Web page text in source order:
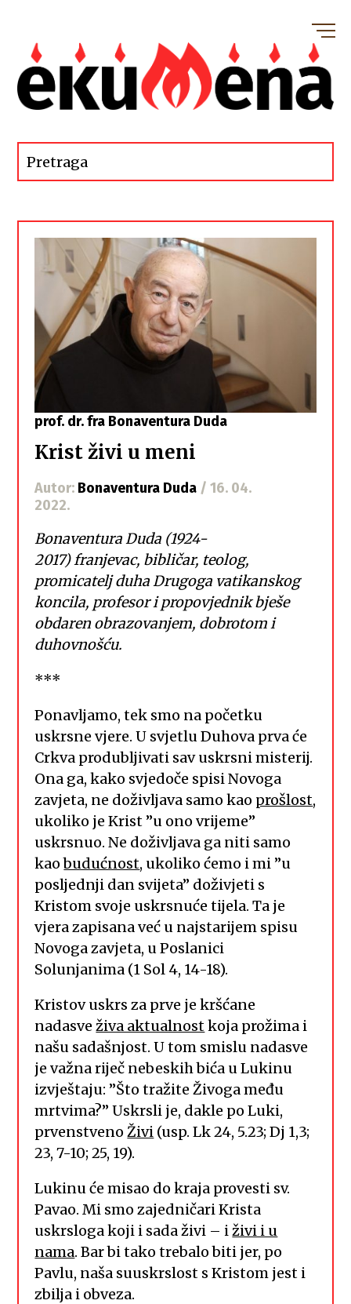
prof. dr. fra Bonaventura Duda
Krist živi u meni
Autor: Bonaventura Duda / 16. 04.
2022.
Bonaventura Duda (1924-
2017) franjevac, bibličar, teolog,
promicatelj duha Drugoga vatikanskog
koncila, profesor i propovjednik bješe
obdaren obrazovanjem, dobrotom i
duhovnošću.
***
Ponavljamo, tek smo na početku
uskrsne vjere. U svjetlu Duhova prva će
Crkva produbljivati sav uskrsni misterij.
Ona ga, kako svjedoče spisi Novoga
zavjeta, ne doživljava samo kao prošlost,
ukoliko je Krist ”u ono vrijeme”
uskrsnuo. Ne doživljava ga niti samo
kaobudućnost, ukoliko ćemo i mi ”u
posljednji dan svijeta” doživjeti s
Kristom svoje uskrsnuće tijela. Ta je
vjera zapisana već u najstarijem spisu
Novoga zavjeta, u Poslanici
Solunjanima (1 Sol 4, 14-18).
Kristov uskrs za prve je kršćane
nadasveživa aktualnostkoja prožima i
našu sadašnjost. U tom smislu nadasve
je važna riječ nebeskih bića u Lukinu
izvještaju: ”Što tražite Živoga među
mrtvima?” Uskrsli je, dakle po Luki,
prvenstvenoŽivi (usp. Lk 24, 5.23; Dj 1,3;
23, 7-10; 25, 19).
Lukinu će misao do kraja provesti sv.
Pavao. Mi smo zajedničari Krista
uskrsloga koji i sada živi – iživi i u
nama. Bar bi tako trebalo biti jer, po
Pavlu, naša suuskrslost s Kristom jest i
zbilja i obveza.